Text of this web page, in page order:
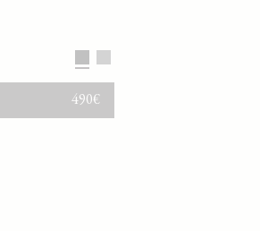
通常価格
490€